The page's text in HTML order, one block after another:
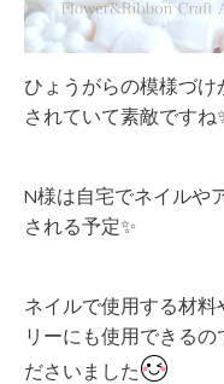
ひょうがらの模様づ
されていて素敵ですね
N様は自宅でネイルや
される予定✨
ネイルで使用する材
リーにも使用できるの
ださいました